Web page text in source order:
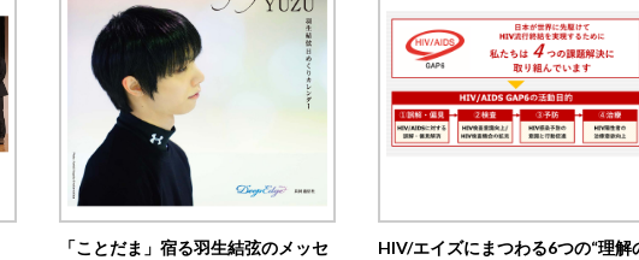
「ことだま」宿る羽生結弦のメッセ
HIV/エイズにまつわる6つの“理解